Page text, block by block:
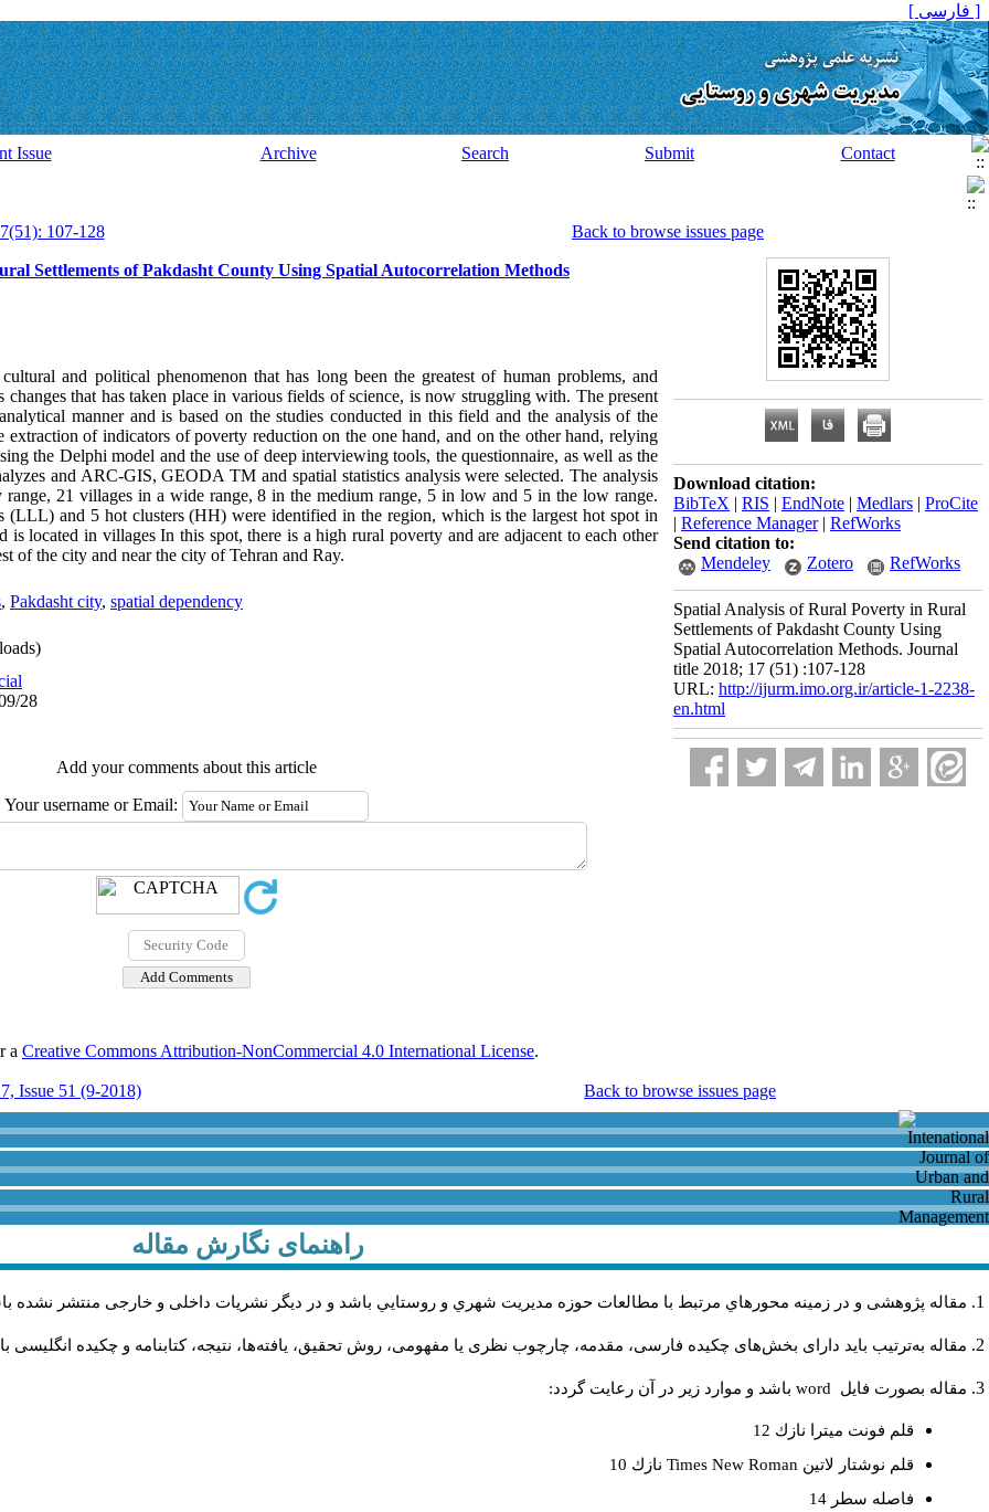
[ فارسی ]
Issue Archive Search Submit Contact
107-128
Back to browse issues page
Settlements of Pakdasht County Using Spatial Autocorrelation Methods
and political phenomenon that has long been the greatest of human problems, and
changes that has taken place in various fields of science, is now struggling with. The present
manner and is based on the studies conducted in this field and the analysis of the
extraction of indicators of poverty reduction on the one hand, and on the other hand, relying
the Delphi model and the use of deep interviewing tools, the questionnaire, as well as the
and ARC-GIS, GEODA TM and spatial statistics analysis were selected. The analysis
21 villages in a wide range, 8 in the medium range, 5 in low and 5 in the low range.
(LLL) and 5 hot clusters (HH) were identified in the region, which is the largest hot spot in
is located in villages In this spot, there is a high rural poverty and are adjacent to each other
of the city and near the city of Tehran and Ray.
, Pakdasht city, spatial dependency
28
Add your comments about this article
Your username or Email:
Download citation:
BibTeX | RIS | EndNote | Medlars | ProCite
| Reference Manager| RefWorks
Send citation to:
Mendeley
Zotero RefWorks
Spatial Analysis of Rural Poverty in Rural
Settlements of Pakdasht County Using
Spatial Autocorrelation Methods. Journal
title 2018; 17 (51) :107-128
URL: http://ijurm.imo.org.ir/article-1-2238-
en.html
a Creative Commons Attribution-NonCommercial 4.0 International License.
Issue 51 (9-2018) Back to browse issues page
راهنمای نگارش مقاله
مقاله پژوهشی و در زمینه محورهاي مرتبط با مطالعات حوزه مديريت شهري و روستايي باشد و در دیگر نشریات داخلی و خارجی منتشر نشده
مقاله به‌ترتیب باید دارای بخش‌های چکیده فارسی، مقدمه، چارچوب نظری یا مفهومی، روش تحقیق، یافته‌ها، نتیجه، کتابنامه و چکیده انگلیسی
مقاله بصورت فايل word باشد و موارد زير در آن رعايت گردد:
قلم فونت ميترا نازك 12
قلم نوشتار لاتين Times New Roman نازك 10
فاصله سطر 14